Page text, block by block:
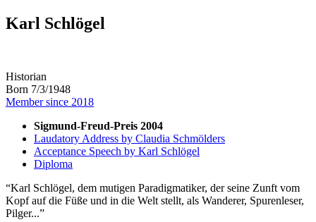
Karl Schlögel
Historian
Born 7/3/1948
Member since 2018
Sigmund-Freud-Preis 2004
Laudatory Address by Claudia Schmölders
Acceptance Speech by Karl Schlögel
Diploma
Karl Schlögel, dem mutigen Paradigmatiker, der seine Zunft vom
Kopf auf die Füße und in die Welt stellt, als Wanderer, Spurenleser,
Pilger...